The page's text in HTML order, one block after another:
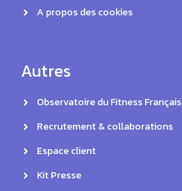
A propos des cookies
Autres
Observatoire du Fitness Français
Recrutement & collaborations
Espace client
Kit Presse